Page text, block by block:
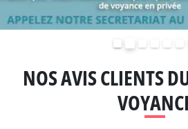
NOS AVIS CLIENTS